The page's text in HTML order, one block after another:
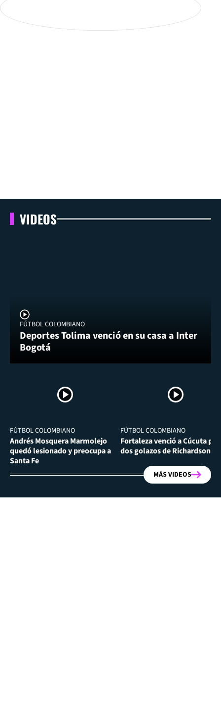
VIDEOS
FÚTBOL COLOMBIANO
Deportes Tolima venció en su casa a Inter
Bogotá
FÚTBOL COLOMBIANO
Andrés Mosquera Marmolejo
quedó lesionado y preocupa a
Santa Fe
FÚTBOL COLOMBIANO
Fortaleza venció a Cúcuta por
dos golazos de Richardson
MÁS VIDEOS